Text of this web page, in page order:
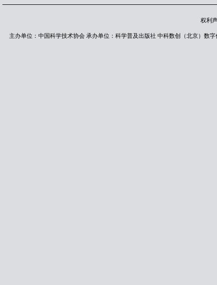
权利
主办单位：中国科学技术协会 承办单位：科学普及出版社 中科数创（北京）数